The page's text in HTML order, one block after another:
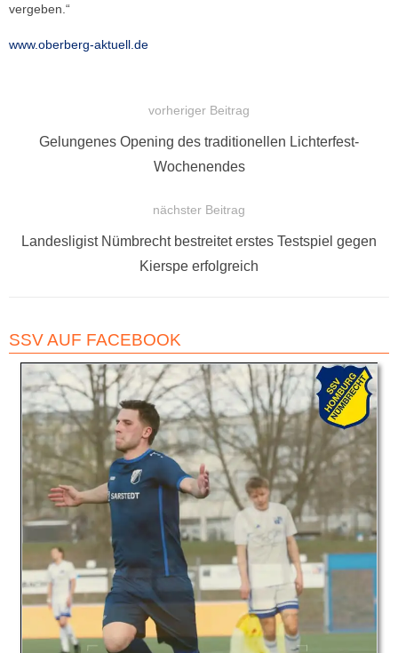
vergeben.“
www.oberberg-aktuell.de
vorheriger Beitrag
Vorheriger
Gelungenes Opening des traditionellen Lichterfest-
Wochenendes
nächster Beitrag
Nächster
Landesligist Nümbrecht bestreitet erstes Testspiel gegen
Kierspe erfolgreich
SSV AUF FACEBOOK